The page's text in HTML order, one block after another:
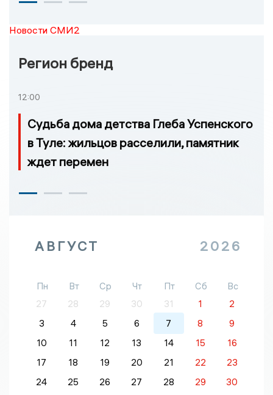
Новости СМИ2
Регион бренд
12:00
Судьба дома детства Глеба Успенского
в Туле: жильцов расселили, памятник
ждет перемен
АВГУСТ 2026
Пн Вт Ср Чт Пт Сб
Вс
27
28 29 30 31 1
2
3
4 5 6 7 8
9
10
11 12 13 14 15
16
17
18 19 20 21 22
23
24
25 26 27 28 29
30